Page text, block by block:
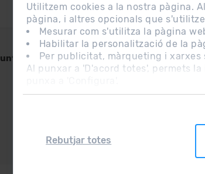
Utilitzem cookies a la nostra pàgina.
pàgina, i altres opcionals que
Mesurar com s'utilitza la pàgina
Habilitar la personalització de la
Per publicitat, màrqueting i xarxes
Al punxar a 'D'acord totes', permets
Rebutjar totes
freqüents Nota Legal